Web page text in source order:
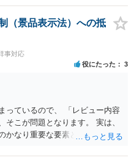
ないという程度の注意義務は認
。 もっとも、顧問契約締結当初
頼しており委任事務に含まれて
、上記より幾分有利に進められ
個別に法律事務所に問い合わせ
）にかかっている可能性が高い
、法的には従う義務はないでし
もし相手方から今後具体的な法
検討するという方針でもよいよ
（景品表示法）への抵
事対応
役にたった 3
っているので、 「レビュー内容
そこが問題となります。 実は、
かなり重要な要素となります。
ていたケースですが、 明示的に